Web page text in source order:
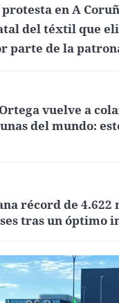
en A
del téxtil que
parte de la
vuelve a
del mundo:
récord de 4.622
tras un óptimo